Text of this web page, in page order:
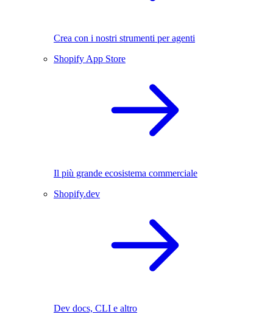
Crea con i nostri strumenti per agenti
Shopify App Store
Il più grande ecosistema commerciale
Shopify.dev
Dev docs, CLI e altro